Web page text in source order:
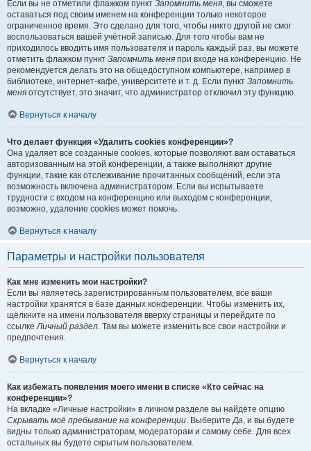
Если вы не отметили флажком пункт Запомнить меня, вы сможете
оставаться под своим именем на конференции только некоторое
ограниченное время. Это сделано для того, чтобы никто другой не смог
воспользоваться вашей учётной записью. Для того чтобы вам не
приходилось вводить имя пользователя и пароль каждый раз, вы можете
отметить флажком пункт Запомнить меня при входе на конференцию. Не
рекомендуется делать это на общедоступном компьютере, например в
библиотеке, интернет-кафе, университете и т. д. Если пункт Запомнить
меня отсутствует, это значит, что администратор отключил эту функцию.
Вернуться к началу
Что делает функция «Удалить cookies конференции»?
Она удаляет все созданные cookies, которые позволяют вам оставаться
авторизованным на этой конференции, а также выполняют другие
функции, такие как отслеживание прочитанных сообщений, если эта
возможность включена администратором. Если вы испытываете
трудности с входом на конференцию или выходом с конференции,
возможно, удаление cookies может помочь.
Вернуться к началу
Параметры и настройки пользователя
Как мне изменить мои настройки?
Если вы являетесь зарегистрированным пользователем, все ваши
настройки хранятся в базе данных конференции. Чтобы изменить их,
щёлкните на имени пользователя вверху страницы и перейдите по
ссылкеЛичный раздел. Там вы можете изменить все свои настройки и
предпочтения.
Вернуться к началу
Как избежать появления моего имени в списке «Кто сейчас на
конференции»?
На вкладке «Личные настройки» в личном разделе вы найдёте опцию
Скрывать моё пребывание на конференции. ВыберитеДа, и вы будете
видны только администраторам, модераторам и самому себе. Для всех
остальных вы будете скрытым пользователем.